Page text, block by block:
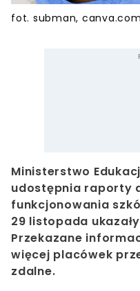
fot. subman, canva.com
Ministerstwo
udostępnia raporty
funkcjonowania
29 listopada
Przekazane
więcej placówek
zdalne.